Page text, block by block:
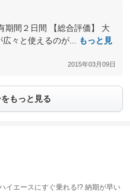
期間２日間 【総合評価】 大
々と使えるのが...
もっと見
2015年03月09日
もっと見る
イエースにすぐ乗れる!? 納期が早い